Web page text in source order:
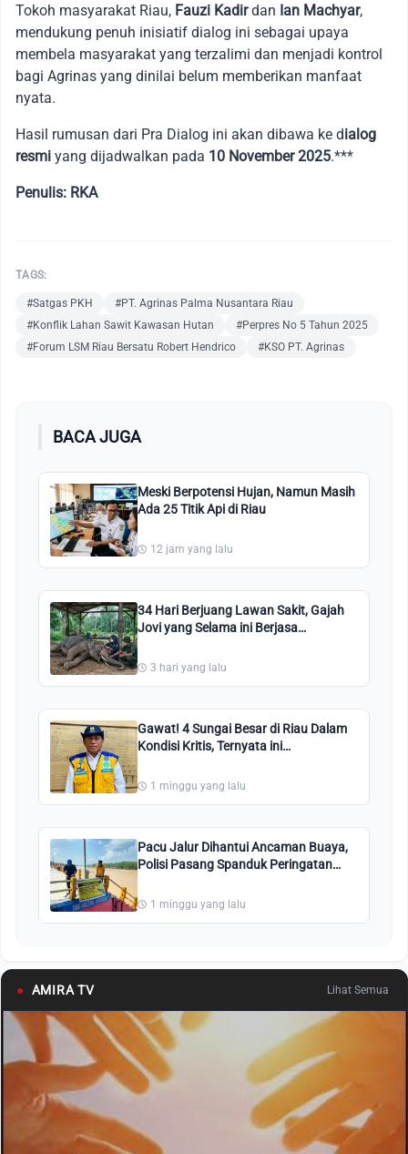
Tokoh masyarakat Riau, Fauzi Kadirdan Ian Machyar,
mendukung penuh inisiatif dialog ini sebagai upaya
membela masyarakat yang terzalimi dan menjadi kontrol
bagi Agrinas yang dinilai belum memberikan manfaat
nyata.
Hasil rumusan dari Pra Dialog ini akan dibawa ke dialog
resmi yang dijadwalkan pada 10 November 2025.***
Penulis: RKA
TAGS:
#Satgas PKH
#PT. Agrinas Palma Nusantara Riau
#Konflik Lahan Sawit Kawasan Hutan
#Perpres No 5 Tahun 2025
#Forum LSM Riau Bersatu Robert Hendrico
#KSO PT. Agrinas
BACA JUGA
Meski Berpotensi Hujan, Namun Masih
Ada 25 Titik Api di Riau
12 jam yang lalu
34 Hari Berjuang Lawan Sakit, Gajah
Jovi yang Selama ini Berjasa
Meninggal
3 hari yang lalu
Gawat! 4 Sungai Besar di Riau Dalam
Kondisi Kritis, Ternyata ini
1 minggu yang lalu
Pacu Jalur Dihantui Ancaman Buaya,
Polisi Pasang Spanduk Peringatan
1 minggu yang lalu
● AMIRA TV Lihat Semua